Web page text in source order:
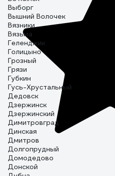
Выборг
Вышний Волочек
Вязники
Вязьма
Геленджик
Голицыно
Грозный
Грязи
Губкин
Гусь-Хрустальный
Дедовск
Дзержинск
Дзержинский
Димитровград
Динская
Дмитров
Долгопрудный
Домодедово
Донской